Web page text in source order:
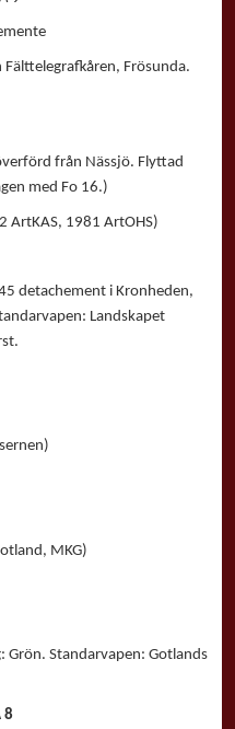
Frösunda.
från Nässjö. Flyttad
med Fo 16.)
1981 ArtOHS)
detachement i Kronheden,
Landskapet
MKG)
Grön. Standarvapen: Gotlands
8